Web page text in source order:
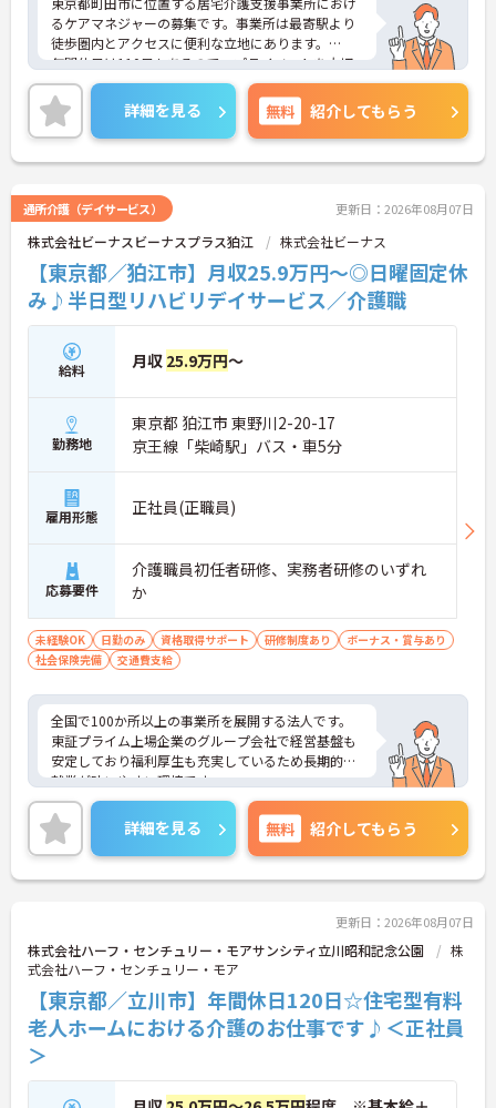
るケアマネジャーの募集です。事業所は最寄駅より
徒歩圏内とアクセスに便利な立地にあります。
年間休日は110日もあるので、プライベートを大切
にしながらご勤務いただけます。
ご興味のある方には、面接対策ポイントなど、さら
に詳細をお話しいたしますのでお気軽にご相談くだ
さい！
詳細を見る 無料 紹介してもらう
通所介護（デイサービス） 更新日：2026年08月07日
株式会社ビーナスビーナスプラス狛江 株式会社ビーナス
【東京都／狛江市】月収25.9万円～◎日曜固定休
み♪半日型リハビリデイサービス／介護職
給料 月収 25.9万円～
勤務地
東京都 狛江市 東野川2-20-17
京王線「柴崎駅」バス・車5分
雇用形態 正社員(正職員)
応募要件
介護職員初任者研修、実務者研修のいずれ
か
未経験OK 日勤のみ 資格取得サポート 研修制度あり
ボーナス・賞与あり
社会保険完備
交通費支給
全国で100か所以上の事業所を展開する法人です。
東証プライム上場企業のグループ会社で経営基盤も
安定しており福利厚生も充実しているため長期的な
就業が叶いやすい環境です。
また、キャリアパス制度が整っているので、経験が
浅い方・ブランクがある方も高い目標をもって仕事
に取り組んでいただけます◎
ご興味ある方には、面接対策ポイントなど、さらに
詳細をお話しいたしますのでお気軽にご相談くださ
詳細を見る 無料 紹介してもらう
更新日：2026年08月07日
株式会社ハーフ・センチュリー・モアサンシティ立川昭和記念公園
株
式会社ハーフ・センチュリー・モア
【東京都／立川市】年間休日120日☆住宅型有料
老人ホームにおける介護のお仕事です♪＜正社員
＞